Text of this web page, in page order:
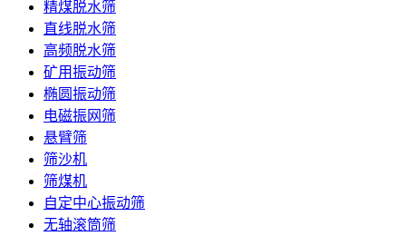
精煤脱水筛
直线脱水筛
高频脱水筛
矿用振动筛
椭圆振动筛
电磁振网筛
悬臂筛
筛沙机
筛煤机
自定中心振动筛
无轴滚筒筛